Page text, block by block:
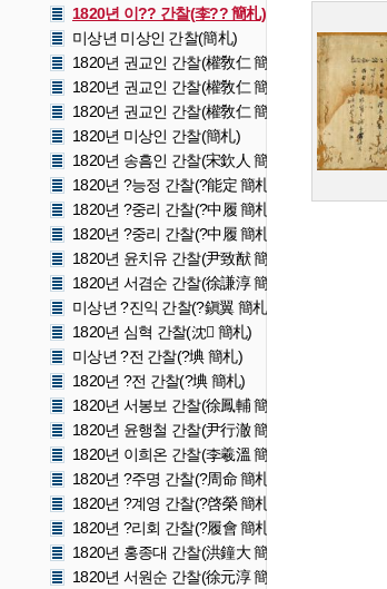
1820년 이?? 간찰(李?? 簡札)
미상년 미상인 간찰(簡札)
1820년 권교인 간찰(權敎仁 簡札)
1820년 권교인 간찰(權敎仁 簡札)
1820년 권교인 간찰(權敎仁 簡札)
1820년 미상인 간찰(簡札)
1820년 송흠인 간찰(宋欽人 簡札)
1820년 ?능정 간찰(?能定 簡札)
1820년 ?중리 간찰(?中履 簡札)
1820년 ?중리 간찰(?中履 簡札)
1820년 윤치유 간찰(尹致猷 簡札)
1820년 서겸순 간찰(徐謙淳 簡札)
미상년 ?진익 간찰(?鎭翼 簡札)
1820년 심혁 간찰(沈𨩌 簡札)
미상년 ?전 간찰(?㙉 簡札)
1820년 ?전 간찰(?㙉 簡札)
1820년 서봉보 간찰(徐鳳輔 簡札)
1820년 윤행철 간찰(尹行澈 簡札)
1820년 이희온 간찰(李羲溫 簡札)
1820년 ?주명 간찰(?周命 簡札)
1820년 ?계영 간찰(?啓榮 簡札)
1820년 ?리회 간찰(?履會 簡札)
1820년 홍종대 간찰(洪鐘大 簡札)
1820년 서원순 간찰(徐元淳 簡札)